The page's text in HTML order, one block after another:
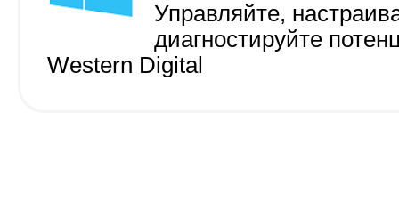
Управляйте,
диагностируйте
Western Digital